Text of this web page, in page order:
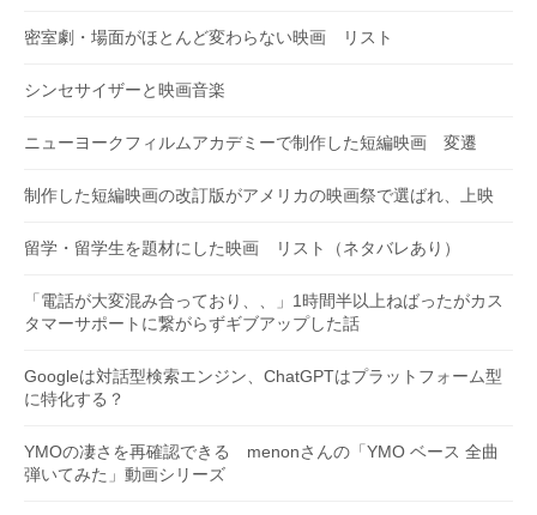
密室劇・場面がほとんど変わらない映画 リスト
シンセサイザーと映画音楽
ニューヨークフィルムアカデミーで制作した短編映画 変遷
制作した短編映画の改訂版がアメリカの映画祭で選ばれ、上映
留学・留学生を題材にした映画 リスト（ネタバレあり）
「電話が大変混み合っており、、」1時間半以上ねばったがカス
タマーサポートに繋がらずギブアップした話
Googleは対話型検索エンジン、ChatGPTはプラットフォーム型
に特化する？
YMOの凄さを再確認できる menonさんの「YMO ベース 全曲
弾いてみた」動画シリーズ